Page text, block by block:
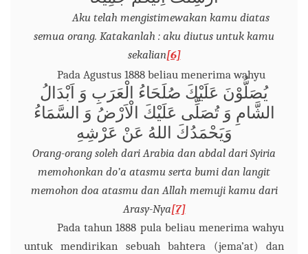
Aku telah mengistimewakan kamu diatas
semua orang. Katakanlah : aku diutus untuk kamu
sekalian[6]
Pada Agustus 1888 beliau menerima wahyu
يُصَلُّوْنَ عَلَيْكَ صُلَحَاءُ الْعَرَبِ وَ اَبْدَالُ
الشَّامِ وَ تُصَلِّى عَلَيْكَ الْاَرْضُ وَ السَّمَاءُ
وَيَحْمَدُكَ اللهُ عَنْ عَرْشِهِ
Orang-orang soleh dari Arabia dan abdal dari Syiria
memohonkan do’a atasmu serta bumi dan langit
memohon doa atasmu dan Allah memuji kamu dari
Arasy-Nya[7]
Pada tahun 1888 pula beliau menerima wahyu
untuk mendirikan sebuah bahtera (jema’at) dan